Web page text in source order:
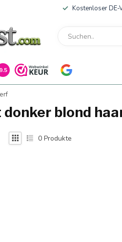
Kostenloser
9.5
blond
0 Produkte